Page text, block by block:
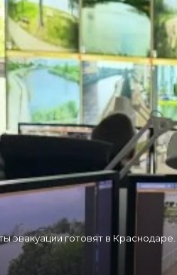
эвакуации готовят в